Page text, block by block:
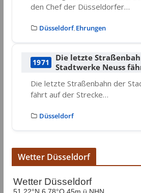
den Chef der Düsseldorfer…
Düsseldorf, Ehrungen
1971
Die letzte
Stadtwerke Neuss
Die letzte Straßenbahn der
fährt auf der Strecke…
Düsseldorf
Wetter Düsseldorf